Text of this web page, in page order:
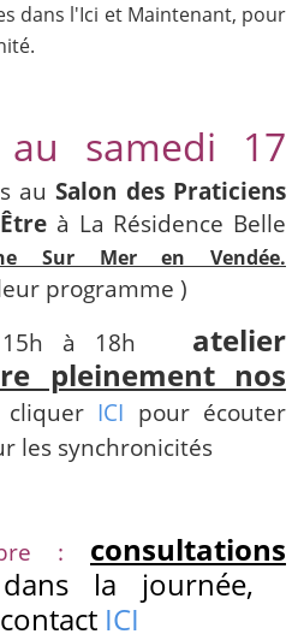
dans l'Ici et Maintenant, pour
samedi 17
au Salon des Praticiens
à La Résidence Belle
Sur Mer en Vendée.
programme )
15h à 18h atelier
pleinement nos
cliquer ICI pour écouter
les synchronicités
:
consultations
la journée,
ICI